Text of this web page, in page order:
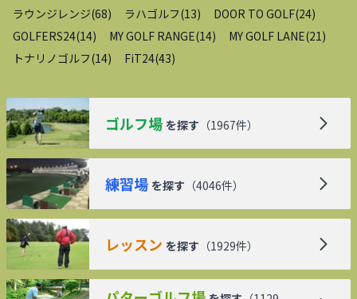
ラウンジレンジ(68) ラハゴルフ(13) DOOR TO GOLF(24)
GOLFERS24(14) MY GOLF RANGE(14) MY GOLF LANE(21 )
トナリノゴルフ(14) FiT24(43)
ゴルフ場 を探す （1967件）
練習場 を探す （4046件）
レッスン を探す （1929件）